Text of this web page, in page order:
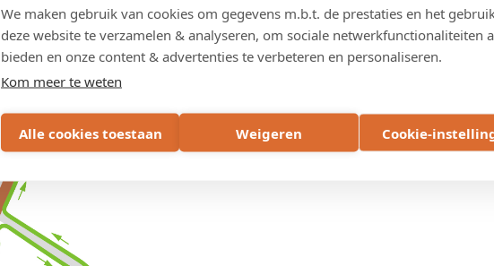
We maken gebruik van cookies om gegevens m.b.t. de prestaties en het
deze website te verzamelen & analyseren, om sociale netwerkfunctionaliteiten
bieden en onze content & advertenties te verbeteren en personaliseren.
Kom meer te weten
Alle cookies toestaan Weigeren Cookie-